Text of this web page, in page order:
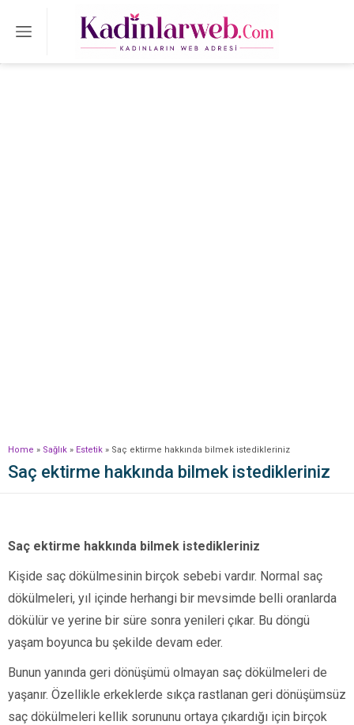
Home » Sağlık » Estetik » Saç ektirme hakkında bilmek istedikleriniz
Saç ektirme hakkında bilmek istedikleriniz
Saç ektirme hakkında bilmek istedikleriniz
Kişide saç dökülmesinin birçok sebebi vardır. Normal saç
dökülmeleri, yıl içinde herhangi bir mevsimde belli oranlarda
dökülür ve yerine bir süre sonra yenileri çıkar. Bu döngü
yaşam boyunca bu şekilde devam eder.
Bunun yanında geri dönüşümü olmayan saç dökülmeleri de
yaşanır. Özellikle erkeklerde sıkça rastlanan geri dönüşümsüz
saç dökülmeleri kellik sorununu ortaya çıkardığı için birçok